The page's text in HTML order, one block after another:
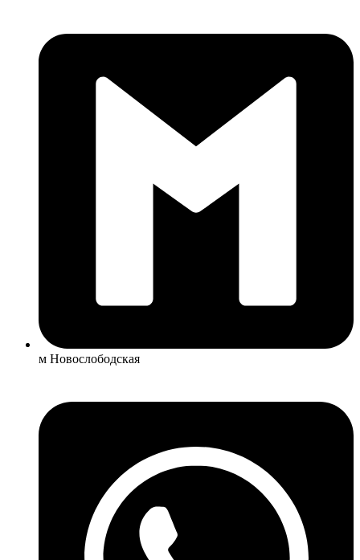
м Новослободская